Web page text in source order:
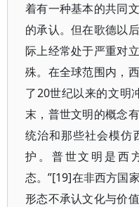
着有一种基本的共同
的承认。但在歌德以
际上经常处于严重对
殊。在全球范围内，
了20世纪以来的文明
末，普世文明的概念
统治和那些社会模仿
护。普世文明是西
态。”[19]在非西方国
形态不承认文化与价